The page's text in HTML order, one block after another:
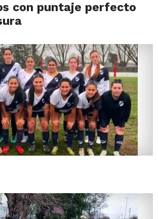
con puntaje perfecto